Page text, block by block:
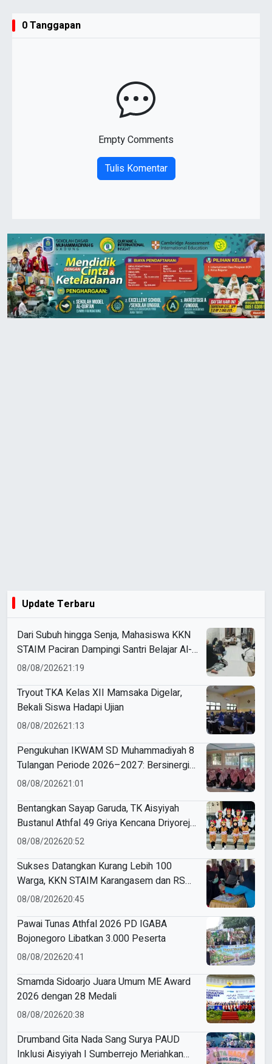
0 Tanggapan
Empty Comments
Tulis Komentar
Update Terbaru
Dari Subuh hingga Senja, Mahasiswa KKN
STAIM Paciran Dampingi Santri Belajar Al-
Qur’an dan Kitab di Tamanprijek
08/08/202621:19
Tryout TKA Kelas XII Mamsaka Digelar,
Bekali Siswa Hadapi Ujian
08/08/202621:13
Pengukuhan IKWAM SD Muhammadiyah 8
Tulangan Periode 2026–2027: Bersinergi
Mewujudkan Sekolah Hebat yang Islami,
08/08/202621:01
Bentangkan Sayap Garuda, TK Aisyiyah
Bustanul Athfal 49 Griya Kencana Driyorejo
Perdana Ikut Karnaval Budaya di
08/08/202620:52
Sukses Datangkan Kurang Lebih 100
Warga, KKN STAIM Karangasem dan RS
Arsy Gelar Cek Kesehatan Gratis di
08/08/202620:45
Pawai Tunas Athfal 2026 PD IGABA
Bojonegoro Libatkan 3.000 Peserta
08/08/202620:41
Smamda Sidoarjo Juara Umum ME Award
2026 dengan 28 Medali
08/08/202620:38
Drumband Gita Nada Sang Surya PAUD
Inklusi Aisyiyah I Sumberrejo Meriahkan